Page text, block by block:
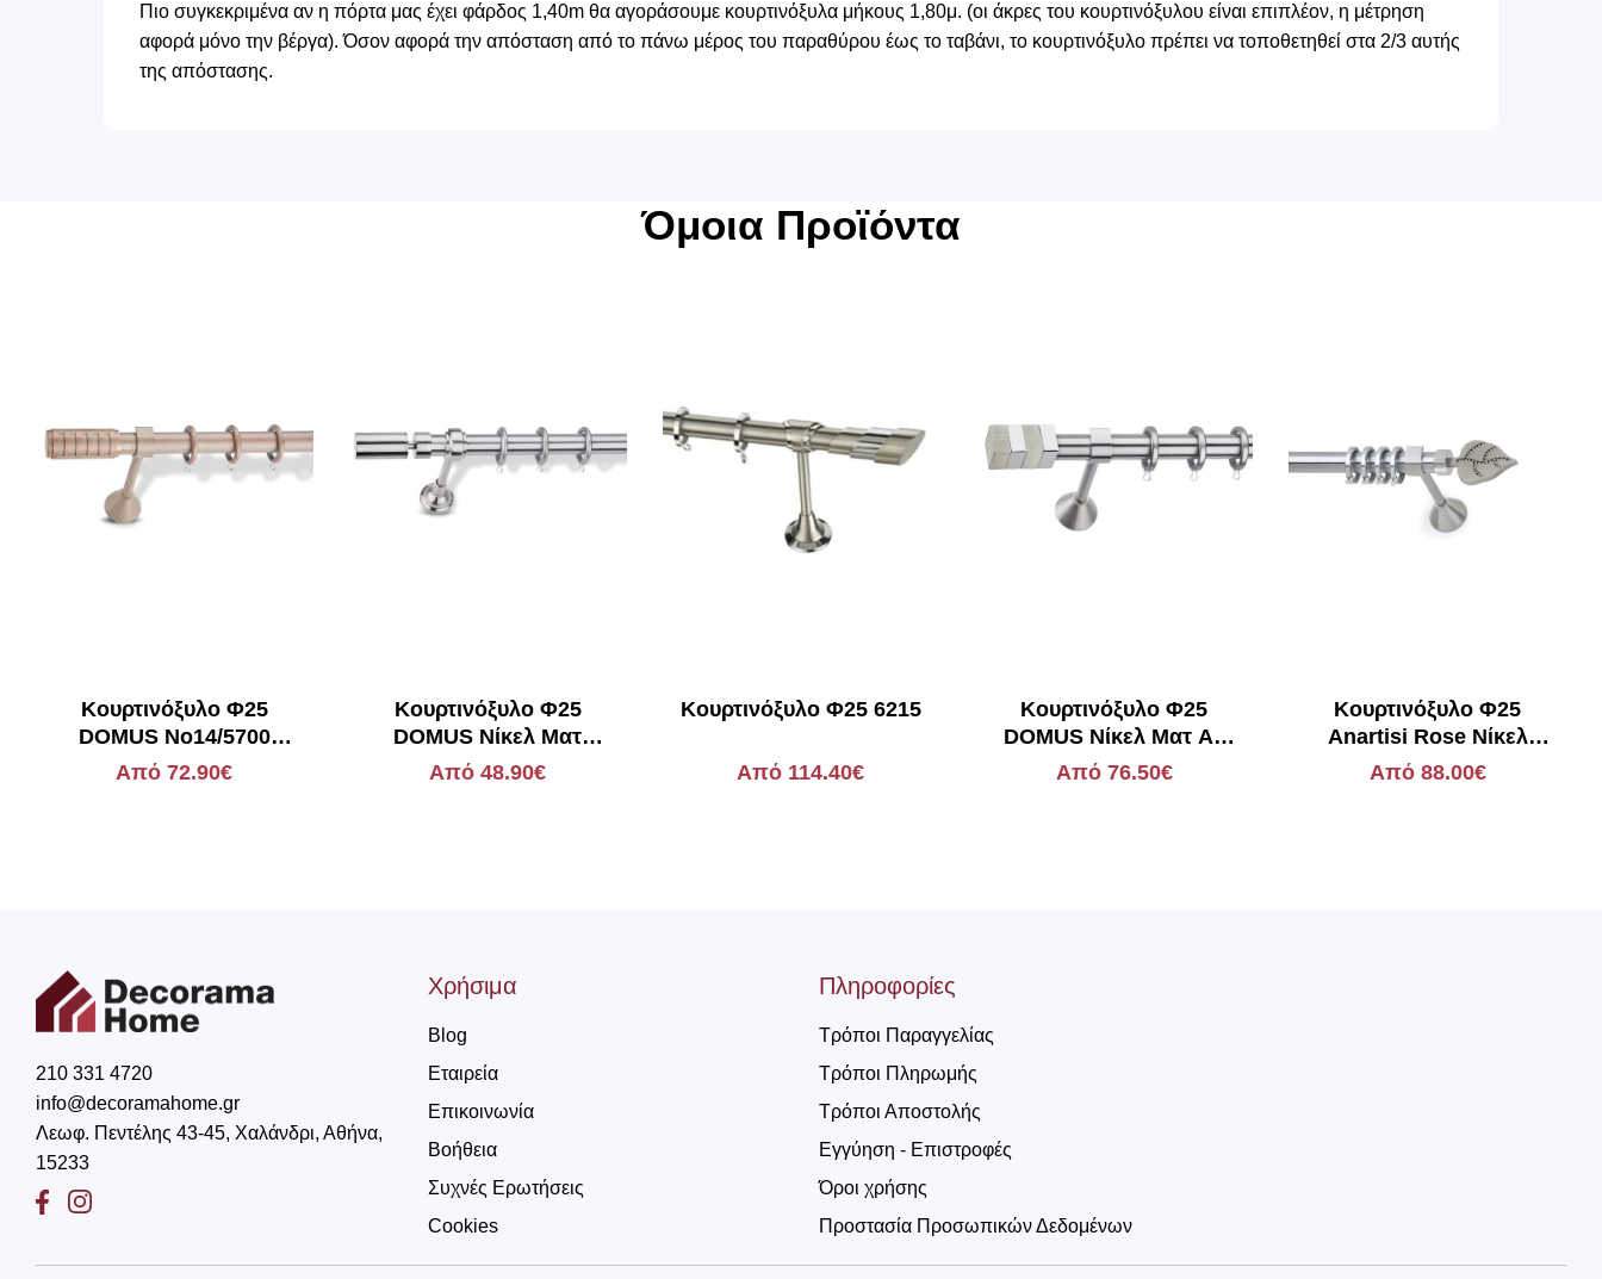
Πιο συγκεκριμένα αν η πόρτα μας έχει φάρδος 1,40m θα αγοράσουμε κουρτινόξυλα μήκους 1,80μ. (οι άκρες του κουρτινόξυλου είναι επιπλέον, η μέτρηση
αφορά μόνο την βέργα). Όσον αφορά την απόσταση από το πάνω μέρος του παραθύρου έως το ταβάνι, το κουρτινόξυλο πρέπει να τοποθετηθεί στα 2/3 αυτής
της απόστασης.
Όμοια Προϊόντα
Kουρτινόξυλο Φ25
DOMUS Νο14/5700
Μπεζ/Χαλκός Παστέλ
Από 72.90€
Kουρτινόξυλο Φ25
DOMUS Νίκελ Ματ
Prime
Από 48.90€
Κουρτινόξυλο Φ25 6215
Από 114.40€
Kουρτινόξυλο Φ25
DOMUS Νίκελ Ματ Α4
Κύβος
Από 76.50€
Κουρτινόξυλο Φ25
Anartisi Rose Νίκελ
Σατινέ με Swarovski
Από 88.00€
210 331 4720
info@decoramahome.gr
Λεωφ. Πεντέλης 43-45, Χαλάνδρι, Αθήνα,
15233
FacebookInstagram
Χρήσιμα
Blog
Εταιρεία
Επικοινωνία
Βοήθεια
Συχνές Ερωτήσεις
Cookies
Πληροφορίες
Τρόποι Παραγγελίας
Τρόποι Πληρωμής
Τρόποι Αποστολής
Εγγύηση - Επιστροφές
Όροι χρήσης
Προστασία Προσωπικών Δεδομένων